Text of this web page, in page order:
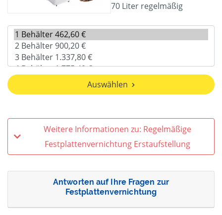
70 Liter regelmäßig
Auswählen
Weitere Informationen zu: Regelmäßige
Festplattenvernichtung Erstaufstellung
Antworten auf Ihre Fragen zur
Festplattenvernichtung